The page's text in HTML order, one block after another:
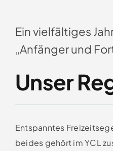
Ein vielfältiges
„Anfänger und
Unser
Entspanntes
beides gehört im YCL